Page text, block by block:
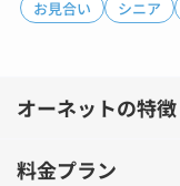
お見合い シニア
オーネットの特徴
料金プラン